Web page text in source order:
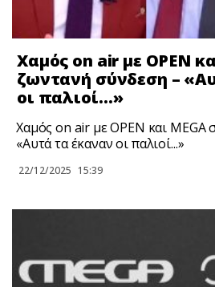
Χαμός on air με OPEN
ζωντανή σύνδεση –
οι παλιοί…»
Χαμός on air με OPEN και
«Αυτά τα έκαναν οι παλιοί...»
22/12/2025 15:39